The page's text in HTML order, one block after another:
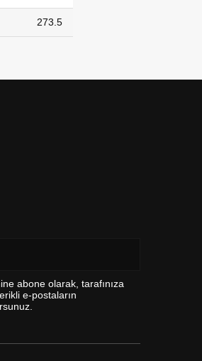
273.5
abone olarak, tarafınıza
e-postaların